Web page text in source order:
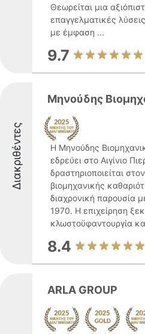
Θεωρείται μια
επαγγελματικές
με έμφαση ...
9.7
Διακριθέντες
Μηνούδης
Η Μηνούδης
εδρεύει στο Αιγίνιο
δραστηριοποιείται
βιομηχανικής
διαχρονική παρουσία
1970. Η επιχείρηση
κλωστοϋφαντουργία
8.4
ARLA GROUP